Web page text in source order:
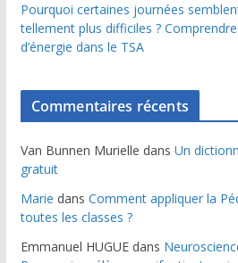
Pourquoi certaines journées
tellement plus difficiles ?
d’énergie dans le TSA
Commentaires récents
Van Bunnen Murielle dans Un
gratuit
Marie dans Comment appliquer la
toutes les classes ?
Emmanuel HUGUEdans